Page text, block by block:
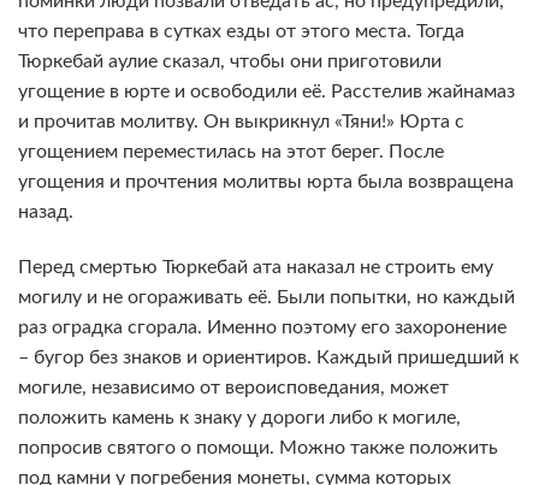
что переправа в сутках езды от этого места. Тогда
Тюркебай аулие сказал, чтобы они приготовили
угощение в юрте и освободили её. Расстелив жайнамаз
и прочитав молитву. Он выкрикнул «Тяни!» Юрта с
угощением переместилась на этот берег. После
угощения и прочтения молитвы юрта была возвращена
назад.
Перед смертью Тюркебай ата наказал не строить ему
могилу и не огораживать её. Были попытки, но каждый
раз оградка сгорала. Именно поэтому его захоронение
– бугор без знаков и ориентиров. Каждый пришедший к
могиле, независимо от вероисповедания, может
положить камень к знаку у дороги либо к могиле,
попросив святого о помощи. Можно также положить
под камни у погребения монеты, сумма которых